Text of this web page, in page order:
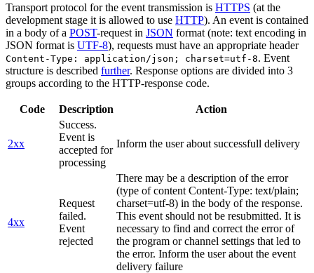
Transport protocol for the event transmission is HTTPS (at the
development stage it is allowed to use HTTP). An event is contained
in a body of a POST-request in JSON format (note: text encoding in
JSON format is UTF-8), requests must have an appropriate header
Content-Type: application/json; charset=utf-8. Event
structure is described further. Response options are divided into 3
groups according to the HTTP-response code.
Code Description Action
2xx
Success.
Event is
accepted for
processing
Inform the user about successfull delivery
4xx
Request
failed.
Event
rejected
There may be a description of the error
(type of content Content-Type: text/plain;
charset=utf-8) in the body of the response.
This event should not be resubmitted. It is
necessary to find and correct the error of
the program or channel settings that led to
the error. Inform the user about the event
delivery failure